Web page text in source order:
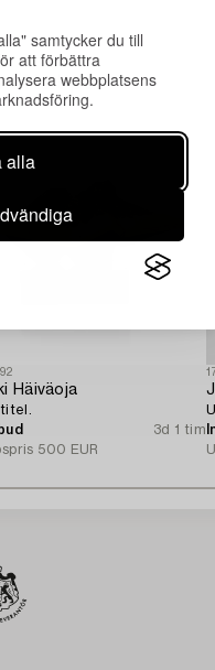
samtycker du till
att förbättra
webbplatsens
alla
tittat på
Häiväoja
3d 1 tim
500 EUR